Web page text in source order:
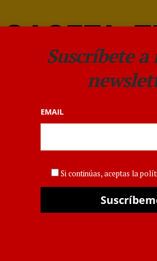
El turismo
lidera la
Suscríbete a
EMAIL
Si continúas, aceptas la